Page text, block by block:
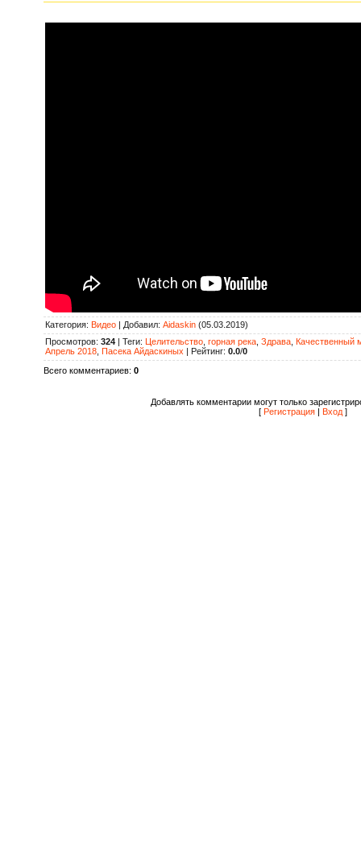
Категория: Видео | Добавил: Aidaskin (05.03.2019)
Просмотров: 324 | Теги: Целительство горная река Здрава Качественный
Апрель 2018 Пасека Айдаскиных | Рейтинг: 0.0/0
Всего комментариев: 0
Добавлять комментарии могут только
[ Регистрация | Вход ]